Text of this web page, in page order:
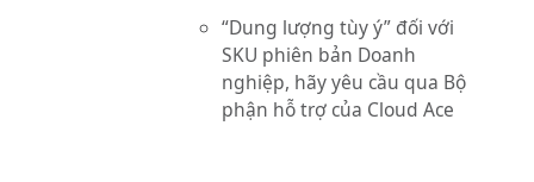
“Dung lượng tùy ý” đối với
SKU phiên bản Doanh
nghiệp, hãy yêu cầu qua Bộ
phận hỗ trợ của Cloud Ace